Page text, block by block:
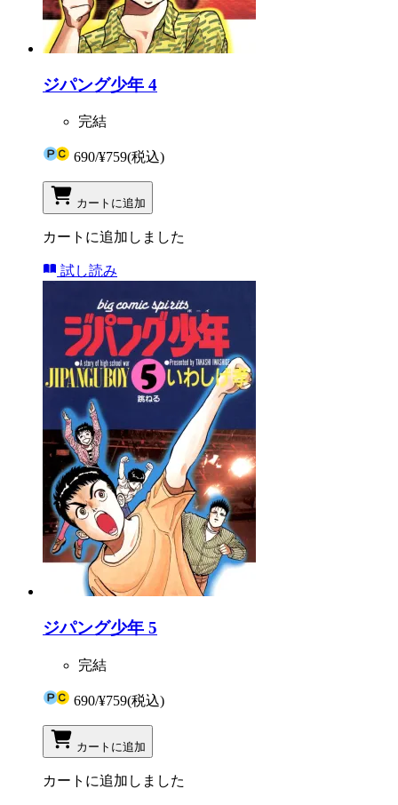
ジパング少年 4
完結
690/¥759(税込)
カートに追加
カートに追加しました
試し読み
ジパング少年 5
完結
690/¥759(税込)
カートに追加
カートに追加しました